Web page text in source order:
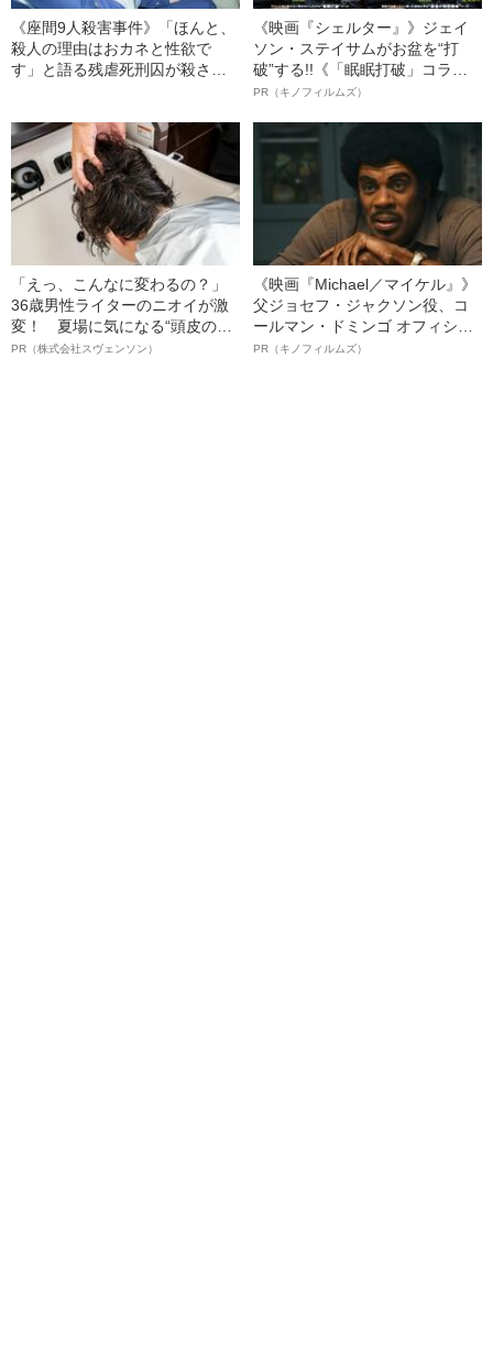
《座間9人殺害事件》「ほんと、
殺人の理由はおカネと性欲で
す」と語る残虐死刑囚が殺さな
《映画『シェルター』》ジェイ
ソン・ステイサムがお盆を“打
破”する!!《「眠眠打破」コラ
ボ》
PR（キノフィルムズ）
「えっ、こんなに変わるの？」
36歳男性ライターのニオイが激
変！ 夏場に気になる“頭皮のニ
オイ”や“ベタつき”を解消す
PR（株式会社スヴェンソン）
《映画『Michael／マイケル』》
父ジョセフ・ジャクソン役、コ
ールマン・ドミンゴ オフィシャ
ルインタビュー“観客を魅了した
PR（キノフィルムズ）